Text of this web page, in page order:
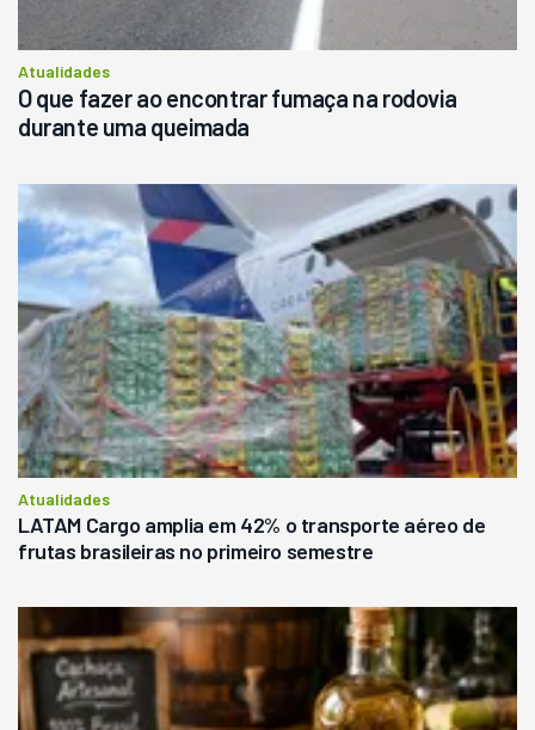
Atualidades
O que fazer ao encontrar fumaça na rodovia
durante uma queimada
Atualidades
LATAM Cargo amplia em 42% o transporte aéreo de
frutas brasileiras no primeiro semestre